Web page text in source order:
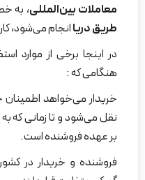
معاملات بین‌المللی، به
طریق دریاانجام می‌شود،
هنگامی که :
خریدار می‌خواهد اطمینان
نقل می‌شود و تا زمانی که
بر عهده فروشنده است.
فروشنده و خریدار در